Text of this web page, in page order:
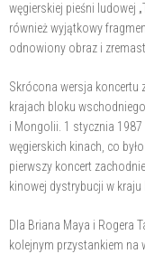
węgierskiej pieśni ludowej
również wyjątkowy
odnowiony obraz i
Skrócona wersja koncertu
krajach bloku
i Mongolii. 1 stycznia
węgierskich kinach, co
pierwszy koncert
kinowej dystrybucji w kraju
Dla Briana Maya i Rogera
kolejnym przystankiem na